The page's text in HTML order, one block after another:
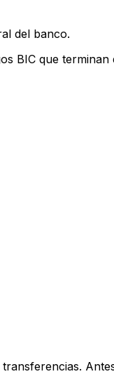
del banco.
BIC que